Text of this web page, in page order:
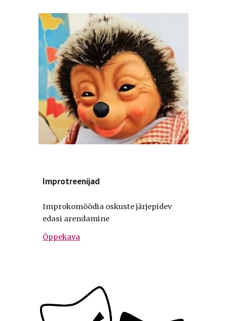
Improtreenijad
Improkomöödia oskuste järjepidev
edasi arendamine
Õppekava